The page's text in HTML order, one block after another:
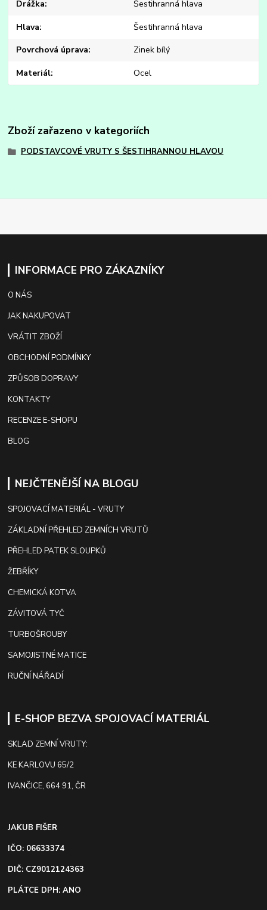
Drážka Šestihranná hlava
Hlava Šestihranná hlava
Povrchová úprava Zinek bílý
Materiál Ocel
Zboží zařazeno v kategoriích
PODSTAVCOVÉ VRUTY S ŠESTIHRANNOU HLAVOU
INFORMACE PRO ZÁKAZNÍKY
O NÁS
JAK NAKUPOVAT
VRÁTIT ZBOŽÍ
OBCHODNÍ PODMÍNKY
ZPŮSOB DOPRAVY
KONTAKTY
RECENZE E-SHOPU
BLOG
NEJČTENĚJŠÍ NA BLOGU
SPOJOVACÍ MATERIÁL - VRUTY
ZÁKLADNÍ PŘEHLED ZEMNÍCH VRUTŮ
PŘEHLED PATEK SLOUPKŮ
ŽEBŘÍKY
CHEMICKÁ KOTVA
ZÁVITOVÁ TYČ
TURBOŠROUBY
SAMOJISTNÉ MATICE
RUČNÍ NÁŘADÍ
E-SHOP BEZVA SPOJOVACÍ MATERIÁL
SKLAD ZEMNÍ VRUTY:
KE KARLOVU 65/2
IVANČICE, 664 91, ČR
JAKUB FIŠER
IČO: 06633374
DIČ: CZ9012124363
PLÁTCE DPH: ANO